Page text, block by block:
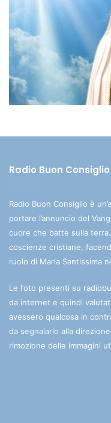
Radio Buon Consiglio
Radio Buon Consiglio è
portare l’annuncio del
cuore che batte sulla
coscienze cristiane,
ruolo di Maria Santissima
Le foto presenti su
da internet e quindi
avessero qualcosa in
da segnalarlo alla
rimozione delle immagini